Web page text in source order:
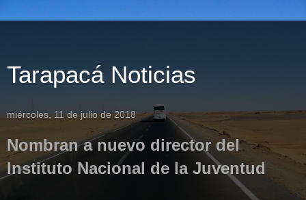
Tarapacá Noticias
miércoles, 11 de julio de 2018
Nombran a nuevo director del
Instituto Nacional de la Juventud